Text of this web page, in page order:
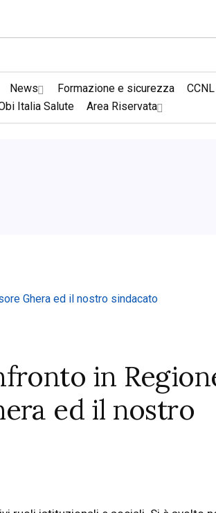
News Formazione e sicurezza CCNL
Italia Salute
Area Riservata
in
ed il nostro